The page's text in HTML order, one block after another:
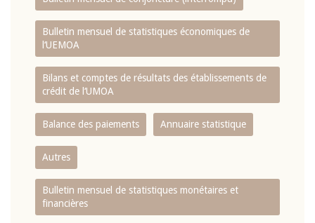
Bulletin mensuel de statistiques économiques de
l‘UEMOA
Bilans et comptes de résultats des établissements de
crédit de l‘UMOA
Balance des paiements Annuaire statistique
Autres
Bulletin mensuel de statistiques monétaires et
financières